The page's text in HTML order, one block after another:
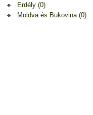
Erdély (0)
Moldva és Bukovina (0)